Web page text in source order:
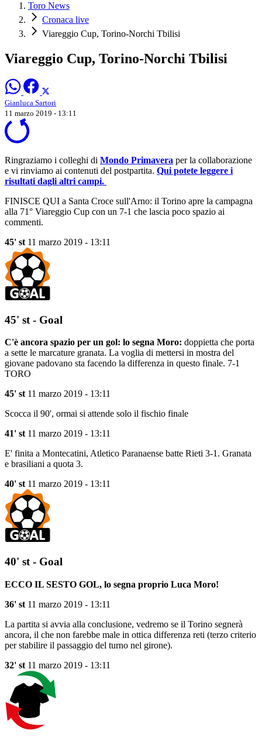
Toro News
Cronaca live
Viareggio Cup, Torino-Norchi Tbilisi
Viareggio Cup, Torino-Norchi Tbilisi
Gianluca Sartori
11 marzo 2019 - 13:11
Ringraziamo i colleghi di Mondo Primavera per la collaborazione
e vi rinviamo ai contenuti del postpartita. Qui potete leggere i
risultati dagli altri campi.
FINISCE QUI a Santa Croce sull'Arno: il Torino apre la campagna
alla 71° Viareggio Cup con un 7-1 che lascia poco spazio ai
commenti.
45' st 11 marzo 2019 - 13:11
45' st - Goal
C'è ancora spazio per un gol: lo segna Moro: doppietta che porta
a sette le marcature granata. La voglia di mettersi in mostra del
giovane padovano sta facendo la differenza in questo finale. 7-1
TORO
45' st11 marzo 2019 - 13:11
Scocca il 90', ormai si attende solo il fischio finale
41' st11 marzo 2019 - 13:11
E' finita a Montecatini, Atletico Paranaense batte Rieti 3-1. Granata
e brasiliani a quota 3.
40' st11 marzo 2019 - 13:11
40' st - Goal
ECCO IL SESTO GOL, lo segna proprio Luca Moro!
36' st 11 marzo 2019 - 13:11
La partita si avvia alla conclusione, vedremo se il Torino segnerà
ancora, il che non farebbe male in ottica differenza reti (terzo criterio
per stabilire il passaggio del turno nel girone).
32' st 11 marzo 2019 - 13:11